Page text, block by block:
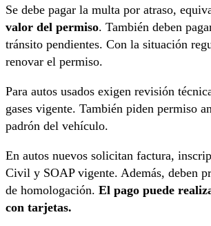
Se debe pagar la multa por atraso,
valor del permiso. También deben
tránsito pendientes. Con la situación
renovar el permiso.
Para autos usados exigen revisión
gases vigente. También piden permiso
padrón del vehículo.
En autos nuevos solicitan factura,
Civil y SOAP vigente. Además, deben
de homologación. El pago puede
con tarjetas.